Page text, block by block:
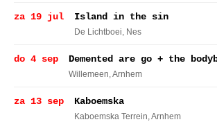
za 19 jul Island in the sin
De Lichtboei, Nes
do 4 sep Demented are go + the
Willemeen, Arnhem
za 13 sep Kaboemska
Kaboemska Terrein, Arnhem